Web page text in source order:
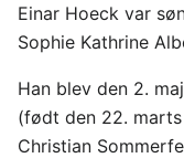
Einar Hoeck var
Sophie Kathrine
Han blev den 2.
(født den 22.
Christian